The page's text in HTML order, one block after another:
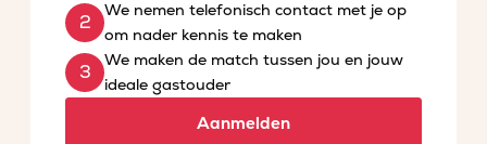
We nemen telefonisch contact met je op
om nader kennis te maken
We maken de match tussen jou en jouw
ideale gastouder
Aanmelden